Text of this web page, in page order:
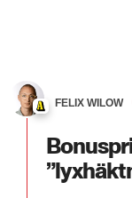
FELIX WILOW